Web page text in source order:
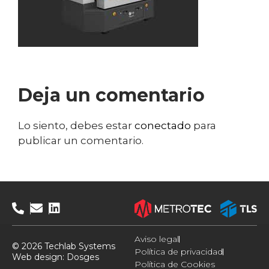
Deja un comentario
Lo siento, debes estar conectado para
publicar un comentario.
© 2026 Techlab Systems
Web design: Dosges
Aviso legal
Política de privacidad
Política de Cookies